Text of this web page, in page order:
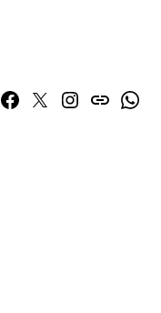
Facebook
TwitterInstagram
issuu